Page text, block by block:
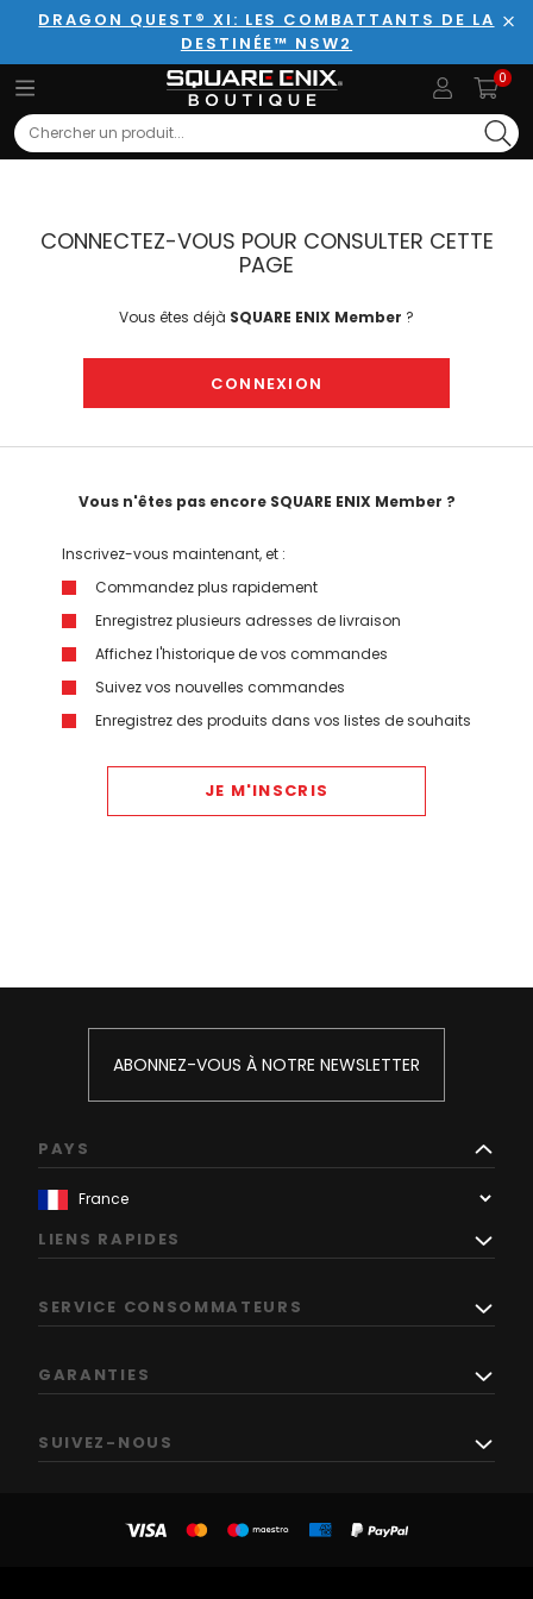
DRAGON QUEST® XI: LES COMBATTANTS DE LA
DESTINÉE™ NSW2
0
Search
CONNECTEZ-VOUS POUR CONSULTER CETTE
PAGE
Vous êtes déjà SQUARE ENIX Member ?
CONNEXION
Vous n'êtes pas encore SQUARE ENIX Member ?
Inscrivez-vous maintenant, et :
Commandez plus rapidement
Enregistrez plusieurs adresses de livraison
Affichez l'historique de vos commandes
Suivez vos nouvelles commandes
Enregistrez des produits dans vos listes de souhaits
JE M'INSCRIS
ABONNEZ-VOUS À NOTRE NEWSLETTER
PAYS
LIENS RAPIDES
SERVICE CONSOMMATEURS
GARANTIES
SUIVEZ-NOUS